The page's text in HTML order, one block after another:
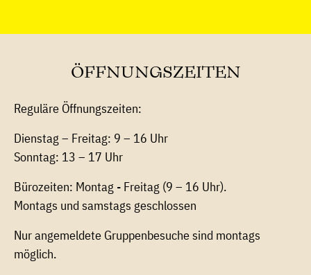
ÖFFNUNGSZEITEN
Reguläre Öffnungszeiten:
Dienstag – Freitag: 9 – 16 Uhr
Sonntag: 13 – 17 Uhr
Bürozeiten: Montag - Freitag (9 – 16 Uhr).
Montags und samstags geschlossen
Nur angemeldete Gruppenbesuche sind montags
möglich.